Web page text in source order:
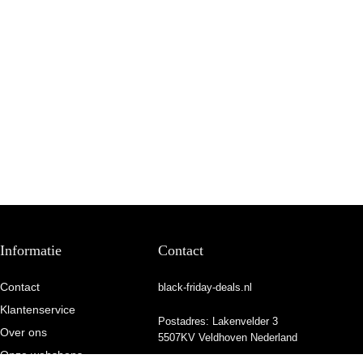
Informatie
Contact
Klantenservice
Over ons
Onze webshops
Contact
black-friday-deals.nl
Postadres: Lakenvelder 3
5507KV Veldhoven Nederland